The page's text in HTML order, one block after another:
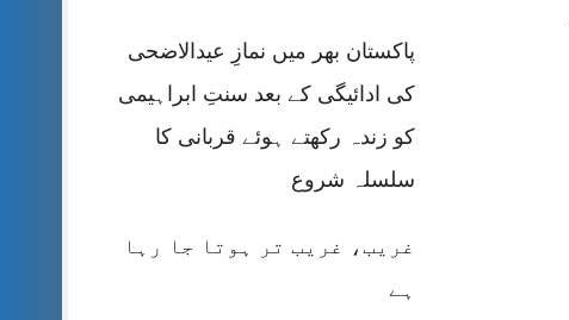
پاکستان بھر میں نمازِ عیدالاضحی
کی ادائیگی کے بعد سنتِ ابراہیمی
کو زندہ رکھتے ہوئے قربانی کا
سلسلہ شروع
غریب، غریب تر ہوتا جا رہا
ہے